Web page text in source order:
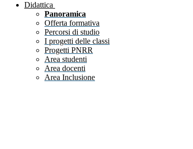
Didattica
Panoramica
Offerta formativa
Percorsi di studio
I progetti delle classi
Progetti PNRR
Area studenti
Area docenti
Area Inclusione